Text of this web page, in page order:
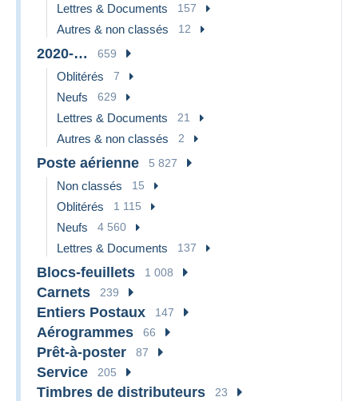
Lettres & Documents 157
Autres & non classés 12
2020-… 659
Oblitérés 7
Neufs 629
Lettres & Documents 21
Autres & non classés 2
Poste aérienne 5 827
Non classés 15
Oblitérés 1 115
Neufs 4 560
Lettres & Documents 137
Blocs-feuillets 1 008
Carnets 239
Entiers Postaux 147
Aérogrammes 66
Prêt-à-poster 87
Service 205
Timbres de distributeurs 23